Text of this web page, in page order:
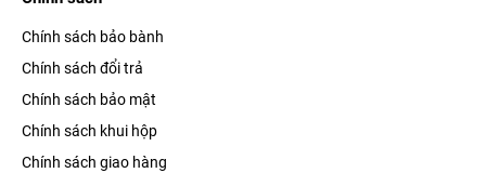
Chính sách bảo bành
Chính sách đổi trả
Chính sách bảo mật
Chính sách khui hộp
Chính sách giao hàng